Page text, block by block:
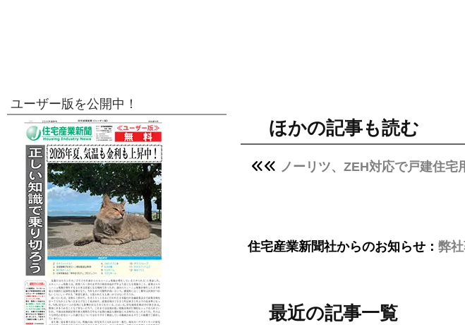
ほかの記事も読む
ノーリツ、ZEH対応で戸建住
住宅産業新聞社からのお知らせ： 弊
最近の記事一覧
ユーザー版を公開中！